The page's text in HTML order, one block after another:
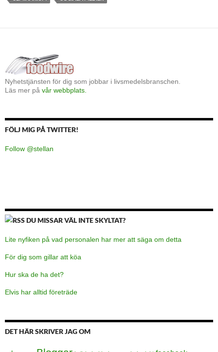
Nyhetstjänsten för dig som jobbar i livsmedelsbranschen.
Läs mer på vår webbplats.
FÖLJ MIG PÅ TWITTER!
Follow @stellan
DU MISSAR VÄL INTE SKYLTAT?
Lite nyfiken på vad personalen har mer att säga om detta
För dig som gillar att köa
Hur ska de ha det?
Elvis har alltid företräde
DET HÄR SKRIVER JAG OM